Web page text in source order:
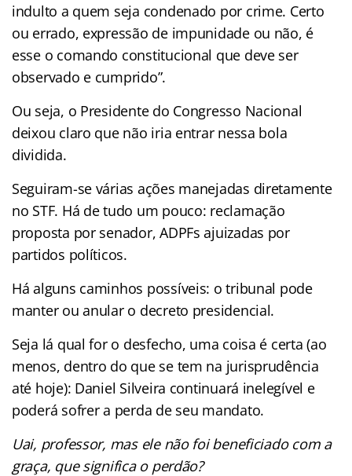
indulto a quem seja condenado por crime. Certo
ou errado, expressão de impunidade ou não, é
esse o comando constitucional que deve ser
observado e cumprido”.
Ou seja, o Presidente do Congresso Nacional
deixou claro que não iria entrar nessa bola
dividida.
Seguiram-se várias ações manejadas diretamente
no STF. Há de tudo um pouco: reclamação
proposta por senador, ADPFs ajuizadas por
partidos políticos.
Há alguns caminhos possíveis: o tribunal pode
manter ou anular o decreto presidencial.
Seja lá qual for o desfecho, uma coisa é certa (ao
menos, dentro do que se tem na jurisprudência
até hoje): Daniel Silveira continuará inelegível e
poderá sofrer a perda de seu mandato.
Uai, professor, mas ele não foi beneficiado com a
graça, que significa o perdão?